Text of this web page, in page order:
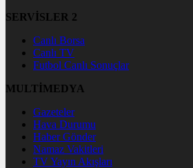
SERVİSLER 2
Canlı Borsa
Canlı TV
Futbol Canlı Sonuçlar
MULTİMEDYA
Gazeteler
Hava Durumu
Haber Gönder
Namaz Vakitleri
TV Yayın Akışları